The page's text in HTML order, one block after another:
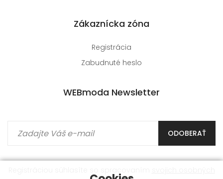
Zákaznícka zóna
Registrácia
Zabudnuté heslo
WEBmoda Newsletter
ODOBERAŤ